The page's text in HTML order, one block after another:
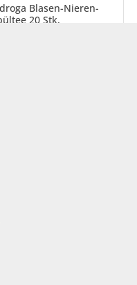
Blasen-Nieren-
20 Stk.
Salbeitee 20 Stk.